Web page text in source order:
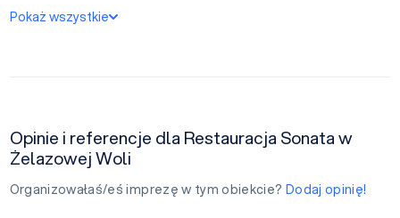
Pokaż wszystkie
Opinie i referencje dla Restauracja Sonata w
Żelazowej Woli
Organizowałaś/eś imprezę w tym obiekcie? Dodaj opinię!